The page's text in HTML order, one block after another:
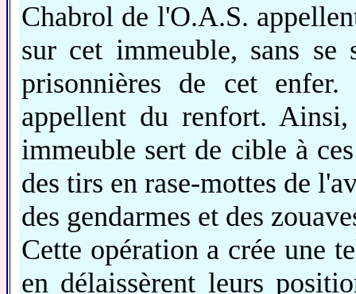
Chabrol de l'O.A.S.
sur cet immeuble, sans se
prisonnières de cet enfer.
appellent du renfort.
immeuble sert de cible à
des tirs en rase-mottes de
des gendarmes et des
Cette opération a crée une
en délaissèrent leurs